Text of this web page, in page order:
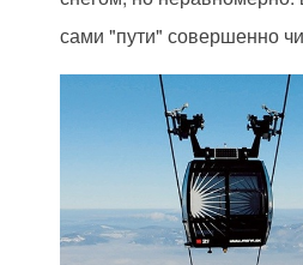
сами "пути" совершенно